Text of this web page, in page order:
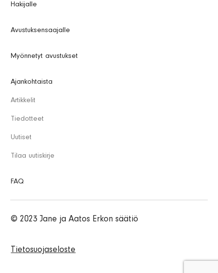
Hakijalle
Avustuksensaajalle
Myönnetyt avustukset
Ajankohtaista
Artikkelit
Tiedotteet
Uutiset
Tilaa uutiskirje
FAQ
© 2023 Jane ja Aatos Erkon säätiö
Tietosuojaseloste